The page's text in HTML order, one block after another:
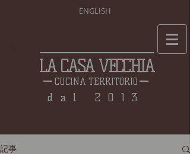
ENGLISH
LA CASA VECCHIA
CUCINA TERRITORIO
dal 2013
記事